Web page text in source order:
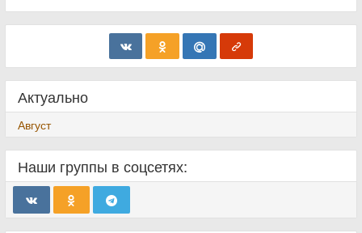
Актуально
Август
Наши группы в соцсетях: